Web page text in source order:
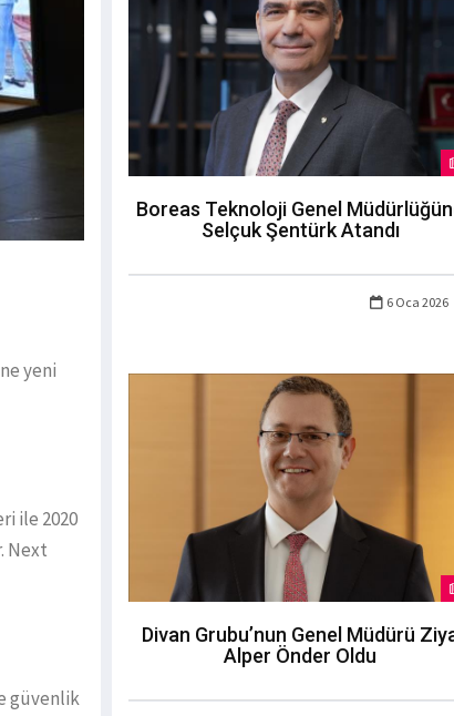
yeni
ile 2020
Next
güvenlik
Boreas Teknoloji Genel
Selçuk Şentürk Atandı
6 Oca 2026
Divan Grubu’nun Genel Müdürü
Alper Önder Oldu